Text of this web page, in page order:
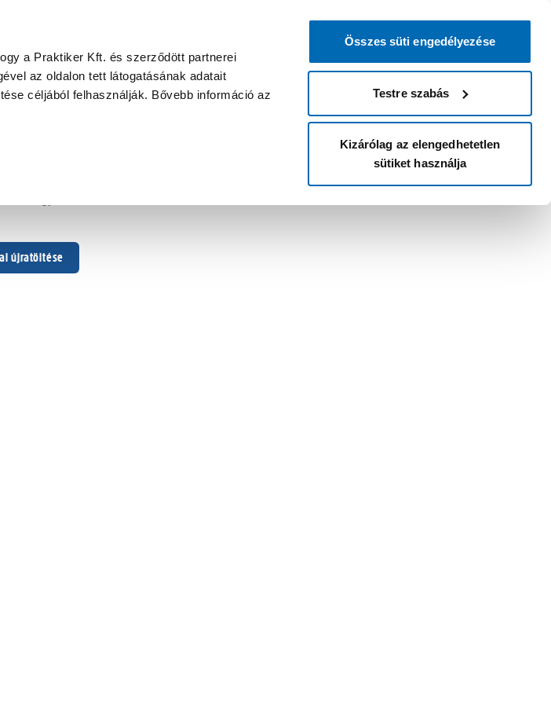
a Praktiker Kft. és szerződött partnerei
az oldalon tett látogatásának adatait
céljából felhasználják. Bővebb információ az
Összes süti engedélyezése
Testre szabás
Kizárólag az elengedhetetlen
sütiket használja
újratöltése